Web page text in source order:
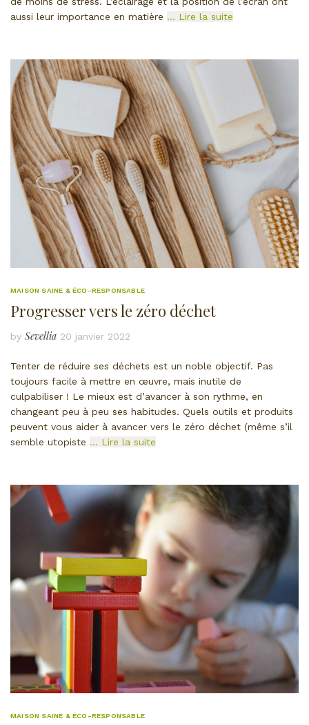
aussi leur importance en matière … Lire la suite
MAISON SAINE & ÉCO-RESPONSABLE
Progresser vers le zéro déchet
by Sevellia 20 janvier 2022
Tenter de réduire ses déchets est un noble objectif. Pas
toujours facile à mettre en œuvre, mais inutile de
culpabiliser ! Le mieux est d’avancer à son rythme, en
changeant peu à peu ses habitudes. Quels outils et produits
peuvent vous aider à avancer vers le zéro déchet (même s’il
semble utopiste … Lire la suite
MAISON SAINE & ÉCO-RESPONSABLE